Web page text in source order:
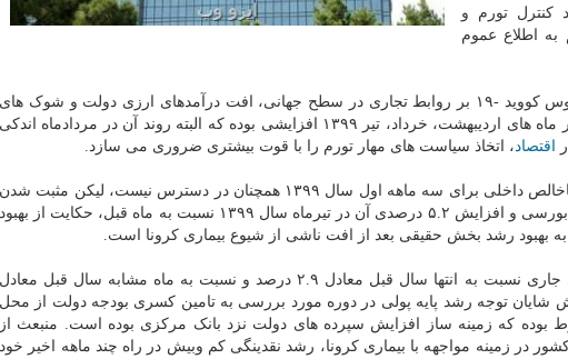
کنترل تورم و
اطلاع عموم
در ادامه آثار و تبعات شیوع ویروس کووید -۱۹ بر روابط تجاری در سطح جهانی، افت درآمدهای ارزی دولت و شوک های
انتظاراتی به وجود آمده از این محل، نرخ تورم ماهانه در ماه های اردیبهشت، خرداد، تیر ۱۳۹۹ افزایشی بوده که البته روند آن در مردادماه اندکی
اقتصاد، اتخاذ سیاست های مهار تورم را با قوت بیشتری ضروری می سازد.
بااینکه داده های اصلی بخش حقیقی اقتصاد نظیر تولید ناخالص داخلی برای سه ماهه اول سال ۱۳۹۹ همچنان در دسترس نیست، لیکن مثبت شدن
رشد نقطه به نقطه و ماهانه شاخص تولید صنعتی صنایع بورسی و افزایش ۵.۲ درصدی آن در تیرماه سال ۱۳۹۹ نسبت به ماه قبل، حکایت از بهبود
به بهبود رشد بخش حقیقی بعد از افت ناشی از شیوع بیماری کرونا است.
بر طبق ارقام نهایی، رشد پایه پولی در آخر مرداد سال جاری نسبت به انتها سال قبل معادل ۲.۹ درصد و نسبت به ماه مشابه سال قبل معادل
شایان توجه رشد پایه پولی در دوره مورد بررسی به تامین کسری بودجه دولت از محل
بوده که زمینه ساز افزایش سپرده های دولت نزد بانک مرکزی بوده است. منبعث از
زمینه مواجهه با بیماری کرونا، رشد نقدینگی کم وبیش در راه چند ماهه اخیر خود